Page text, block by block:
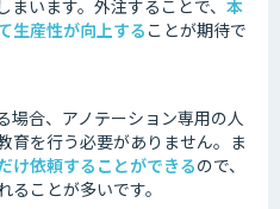
います。外注することで、 本
生産性が向上する ことが期待で
場合、アノテーション専用の人
育を行う必要がありません。ま
け依頼することができるので、
ことが多いです。